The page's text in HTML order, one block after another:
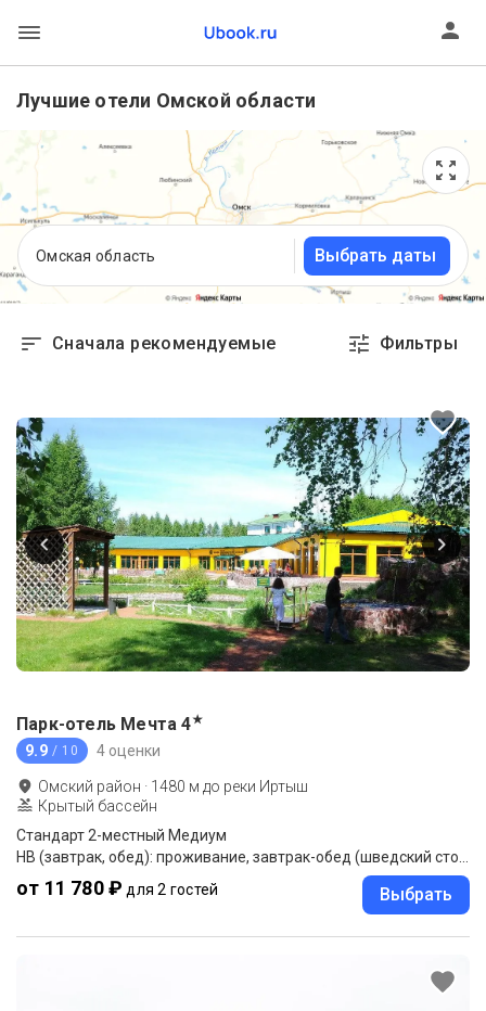
Лучшие отели Омской области
Омская область Выбрать даты
Сначала рекомендуемые Фильтры
Парк-отель Мечта 4★
9.9 / 10 4 оценки
Омский район · 1480 м до реки Иртыш
Крытый бассейн
Стандарт 2-местный Медиум
HB (завтрак, обед): проживание, завтрак-обед (шведский стол), безлимитное посещение бассейна
от 11 780 ₽ для 2 гостей Выбрать